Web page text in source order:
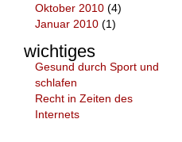
Oktober 2010 (4)
Januar 2010 (1)
wichtiges
Gesund durch Sport und
schlafen
Recht in Zeiten des
Internets